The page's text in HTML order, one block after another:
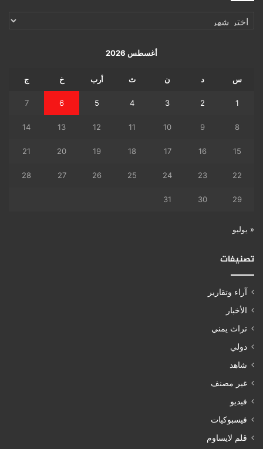
الإرشيف
أغسطس 2026
س د ن ث أرب خ ج
1
2
3
4
5
6
7
8
9
10
11
12
13
14
15
16
17
18
19
20
21
22
23
24
25
26
27
28
29
30
31
« يوليو
تصنيفات
آراء وتقارير
الأخبار
تراث يمني
دولي
شاهد
غير مصنف
فيديو
فيسبوكيات
قلم لايساوم